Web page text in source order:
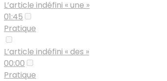
L’article indéfini « une »
01:45
Pratique
L’article indéfini « des »
00:00
Pratique